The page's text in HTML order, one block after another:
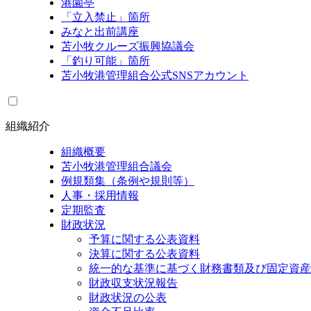
港園亭
「立入禁止」箇所
みなと出前講座
苫小牧クルーズ振興協議会
「釣り可能」箇所
苫小牧港管理組合公式SNSアカウント
組織紹介
組織概要
苫小牧港管理組合議会
例規類集（条例や規則等）
人事・採用情報
定期監査
財政状況
予算に関する公表資料
決算に関する公表資料
統一的な基準に基づく財務書類及び固定資
財政収支状況報告
財政状況の公表